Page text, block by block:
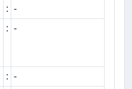
: -
: -
: -